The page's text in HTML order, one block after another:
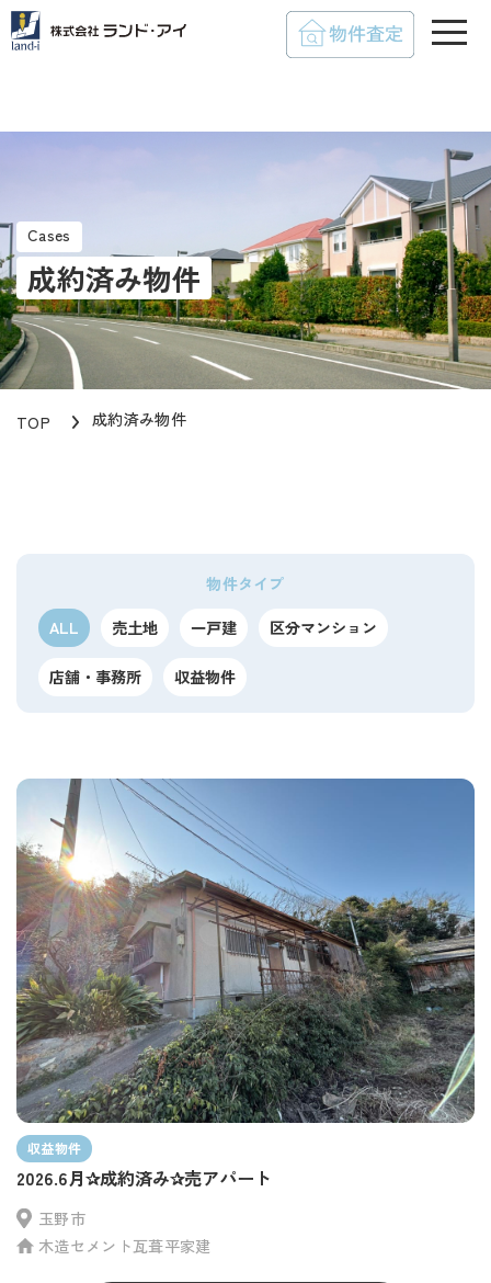
Cases
成約済み物件
TOP 成約済み物件
物件タイプ
ALL
売土地 一戸建 区分マンション
店舗・事務所 収益物件
収益物件
2026.6月✰成約済み✰売アパート
玉野市
木造セメント瓦葺平家建